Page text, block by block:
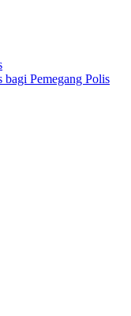
bagi Pemegang Polis